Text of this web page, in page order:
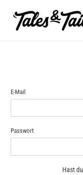
E-Mail
Passwort
Hast